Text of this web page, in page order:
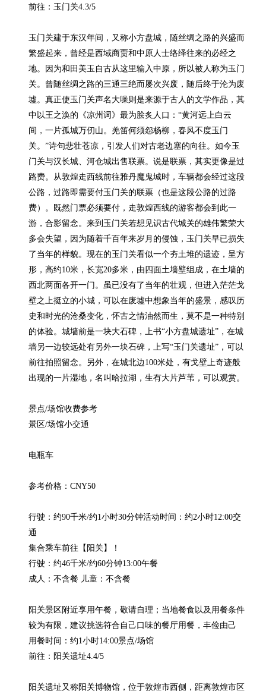
前往：玉门关4.3/5
玉门关建于东汉年间，又称小方盘城，随丝绸之路的兴盛而
繁盛起来，曾经是西域商贾和中原人士络绎往来的必经之
地。因为和田美玉自古从这里输入中原，所以被人称为玉门
关。曾随丝绸之路的三通三绝而屡次兴废，随后终于沦为废
墟。真正使玉门关声名大噪则是来源于古人的文学作品，其
中以王之涣的《凉州词》最为脍炙人口：“黄河远上白云
间，一片孤城万仞山。羌笛何须怨杨柳，春风不度玉门
关。”诗句悲壮苍凉，引发人们对古老边塞的向往。如今玉
门关与汉长城、河仓城出售联票。说是联票，其实更像是过
路费。从敦煌走西线前往雅丹魔鬼城时，车辆都会经过这段
公路，过路即需要付玉门关的联票（也是这段公路的过路
费）。既然门票必须要付，走敦煌西线的游客都会到此一
游，合影留念。来到玉门关若想见识古代城关的雄伟繁荣大
多会失望，因为随着千百年来岁月的侵蚀，玉门关早已损失
了当年的样貌。现在的玉门关看似一个夯土堆的遗迹，呈方
形，高约10米，长宽20多米，由四面土墙壁组成，在土墙的
西北两面各开一门。虽已没有了当年的壮观，但进入茫茫戈
壁之上挺立的小城，可以在废墟中想象当年的盛景，感叹历
史和时光的沧桑变化，怀古之情油然而生，莫不是一种特别
的体验。城墙前是一块大石碑，上书“小方盘城遗址”，在城
墙另一边较远处有另外一块石碑，上写“玉门关遗址”，可以
前往拍照留念。另外，在城北边100米处，有戈壁上奇迹般
出现的一片湿地，名叫哈拉湖，生有大片芦苇，可以观赏。
景点/场馆收费参考
景区/场馆小交通
电瓶车
参考价格：CNY50
行驶：约90千米/约1小时30分钟活动时间：约2小时12:00交
通
集合乘车前往【阳关】！
行驶：约46千米/约60分钟13:00午餐
成人：不含餐 儿童：不含餐
阳关景区附近享用午餐，敬请自理；当地餐食以及用餐条件
较为有限，建议挑选符合自己口味的餐厅用餐，丰俭由己
用餐时间：约1小时14:00景点/场馆
前往：阳关遗址4.4/5
阳关遗址又称阳关博物馆，位于敦煌市西侧，距离敦煌市区